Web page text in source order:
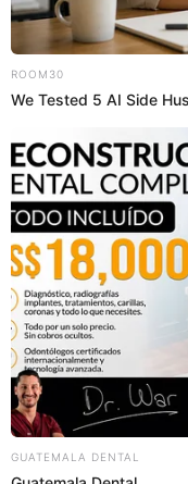
Lalo acepta que
evalúa.
Ana le dice
que no le
Ana le dice a
ella todo lo quiera
00:42
Ana, Lalo,
Divaza y
aventura